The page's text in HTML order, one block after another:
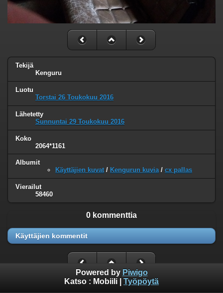
Tekijä
Kenguru
Luotu
Torstai 26 Toukokuu 2016
Lähetetty
Sunnuntai 29 Toukokuu 2016
Koko
2064*1161
Albumit
Käyttäjien kuvat / Kengurun kuvia/ cx pallas
Vierailut
58460
0 kommenttia
Käyttäjien kommentit
Powered by Piwigo
Katso : Mobiili Työpöytä